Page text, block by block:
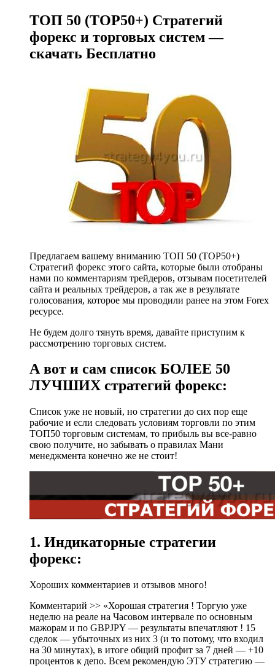
ТОП 50 (TOP50+) Стратегий
форекс и торговых систем —
скачать Бесплатно
Предлагаем вашему вниманию ТОП 50 (TOP50+)
Стратегий форекс этого сайта, которые были отобраны
нами по комментариям трейдеров, отзывам посетителей
сайта и реальных трейдеров, а так же в результате
голосования, которое мы проводили ранее на этом Forex
ресурсе.
Не будем долго тянуть время, давайте приступим к
рассмотрению торговых систем.
А вот и сам список БОЛЕЕ 50
ЛУЧШИХ стратегий форекс:
Список уже не новый, но стратегии до сих пор еще
рабочие и если следовать условиям торговли по этим
ТОП50 торговым системам, то прибыль вы все-равно
свою получите, но забывать о правилах Мани
менеджмента конечно же не стоит!
1. Индикаторные стратегии
форекс:
Хороших комментариев и отзывов много!
Комментарий >> «Хорошая стратегия ! Торгую уже
неделю на реале на Часовом интервале по основным
мажорам и по GBPJPY — результаты впечатляют ! 15
сделок — убыточных из них 3 (и то потому, что входил
на 30 минутах), в итоге общий профит за 7 дней — +10
процентов к депо. Всем рекомендую ЭТУ стратегию —